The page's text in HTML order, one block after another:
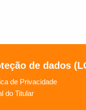
de dados
de Privacidade
do Titular